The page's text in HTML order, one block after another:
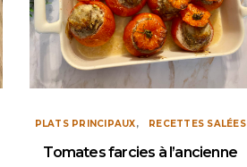
PLATS PRINCIPAUX RECETTES SALÉES
Tomates farcies à l’ancienne